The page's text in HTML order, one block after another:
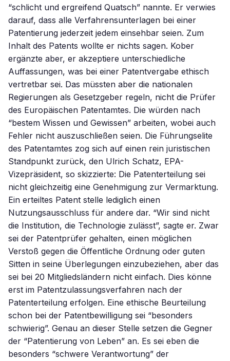
“schlicht und ergreifend Quatsch” nannte. Er verwies
darauf, dass alle Verfahrensunterlagen bei einer
Patentierung jederzeit jedem einsehbar seien. Zum
Inhalt des Patents wollte er nichts sagen. Kober
ergänzte aber, er akzeptiere unterschiedliche
Auffassungen, was bei einer Patentvergabe ethisch
vertretbar sei. Das müssten aber die nationalen
Regierungen als Gesetzgeber regeln, nicht die Prüfer
des Europäischen Patentamtes. Die würden nach
“bestem Wissen und Gewissen” arbeiten, wobei auch
Fehler nicht auszuschließen seien. Die Führungselite
des Patentamtes zog sich auf einen rein juristischen
Standpunkt zurück, den Ulrich Schatz, EPA-
Vizepräsident, so skizzierte: Die Patenterteilung sei
nicht gleichzeitig eine Genehmigung zur Vermarktung.
Ein erteiltes Patent stelle lediglich einen
Nutzungsausschluss für andere dar. “Wir sind nicht
die Institution, die Technologie zulässt”, sagte er. Zwar
sei der Patentprüfer gehalten, einen möglichen
Verstoß gegen die Öffentliche Ordnung oder guten
Sitten in seine Überlegungen einzubeziehen, aber das
sei bei 20 Mitgliedsländern nicht einfach. Dies könne
erst im Patentzulassungsverfahren nach der
Patenterteilung erfolgen. Eine ethische Beurteilung
schon bei der Patentbewilligung sei “besonders
schwierig”. Genau an dieser Stelle setzen die Gegner
der “Patentierung von Leben” an. Es sei eben die
besonders “schwere Verantwortung” der